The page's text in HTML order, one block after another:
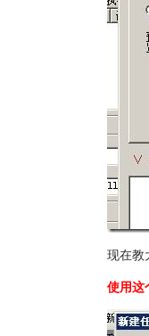
现在教
使用这